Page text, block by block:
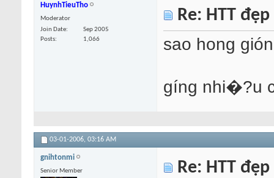
HuynhTieuTho
Moderator
Join Date
Sep 2005
Posts
1,066
Re: HTT
sao hong
gíng nhi�?u
03-01-2006, 03:16 AM
gnihtonmi
Senior Member Re: HTT